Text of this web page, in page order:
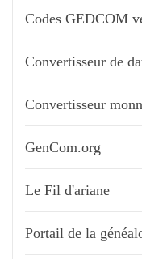
Codes GEDCOM
Convertisseur de
Convertisseur
GenCom.org
Le Fil d'ariane
Portail de la